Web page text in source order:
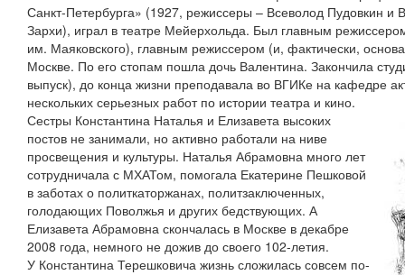
Санкт-Петербурга» (1927, режиссеры – Всеволод Пудовкин и
Зархи), играл в театре Мейерхольда. Был главным
им. Маяковского), главным режиссером (и, фактически,
Москве. По его стопам пошла дочь Валентина. Закончила
выпуск), до конца жизни преподавала во ВГИКе на кафедре
нескольких серьезных работ по истории театра и кино.
Сестры Константина Наталья и Елизавета высоких
постов не занимали, но активно работали на ниве
просвещения и культуры. Наталья Абрамовна много лет
сотрудничала с МХАТом, помогала Екатерине Пешковой
в заботах о политкаторжанах, политзаключенных,
голодающих Поволжья и других бедствующих. А
Елизавета Абрамовна скончалась в Москве в декабре
2008 года, немного не дожив до своего 102-летия.
У Константина Терешковича жизнь сложилась совсем по-